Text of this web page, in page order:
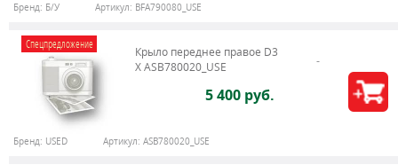
Бренд: Б/У Артикул: BFA790080_USE
Спецпредложение
Крыло переднее правое D3
X ASB780020_USE
5 400 руб.
Бренд: USED Артикул: ASB780020_USE